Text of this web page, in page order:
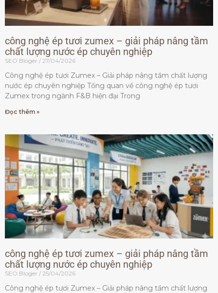
công nghệ ép tươi zumex – giải pháp nâng tầm
chất lượng nước ép chuyên nghiệp
SEO Bloger 27/04/2026
Công nghệ ép tươi Zumex – Giải pháp nâng tầm chất lượng
nước ép chuyên nghiệp Tổng quan về công nghệ ép tươi
Zumex trong ngành F&B hiện đại Trong
Đọc thêm »
công nghệ ép tươi zumex – giải pháp nâng tầm
chất lượng nước ép chuyên nghiệp
SEO Bloger 25/04/2026
Công nghệ ép tươi Zumex – Giải pháp nâng tầm chất lượng